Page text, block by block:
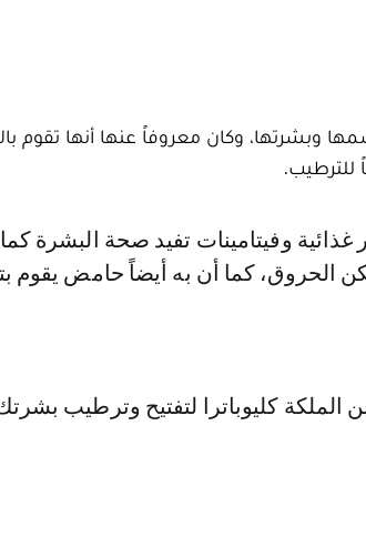
وبشرتها، وكان معروفاً عنها أنها تقوم
للترطيب.
الحروق، كما أن به أيضاً حامض يقوم